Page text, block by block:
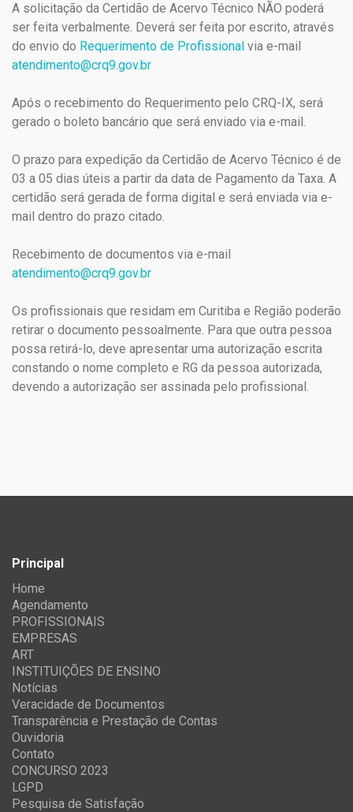
A solicitação da Certidão de Acervo Técnico NÃO poderá
ser feita verbalmente. Deverá ser feita por escrito, através
do envio do Requerimento de Profissional via e-mail
atendimento@crq9.gov.br
Após o recebimento do Requerimento pelo CRQ-IX, será
gerado o boleto bancário que será enviado via e-mail.
O prazo para expedição da Certidão de Acervo Técnico é de
03 a 05 dias úteis a partir da data de Pagamento da Taxa. A
certidão será gerada de forma digital e será enviada via e-
mail dentro do prazo citado.
Recebimento de documentos via e-mail
atendimento@crq9.gov.br
Os profissionais que residam em Curitiba e Região poderão
retirar o documento pessoalmente. Para que outra pessoa
possa retirá-lo, deve apresentar uma autorização escrita
constando o nome completo e RG da pessoa autorizada,
devendo a autorização ser assinada pelo profissional.
Principal
Home
Agendamento
PROFISSIONAIS
EMPRESAS
ART
INSTITUIÇÕES DE ENSINO
Notícias
Veracidade de Documentos
Transparência e Prestação de Contas
Ouvidoria
Contato
CONCURSO 2023
LGPD
Pesquisa de Satisfação